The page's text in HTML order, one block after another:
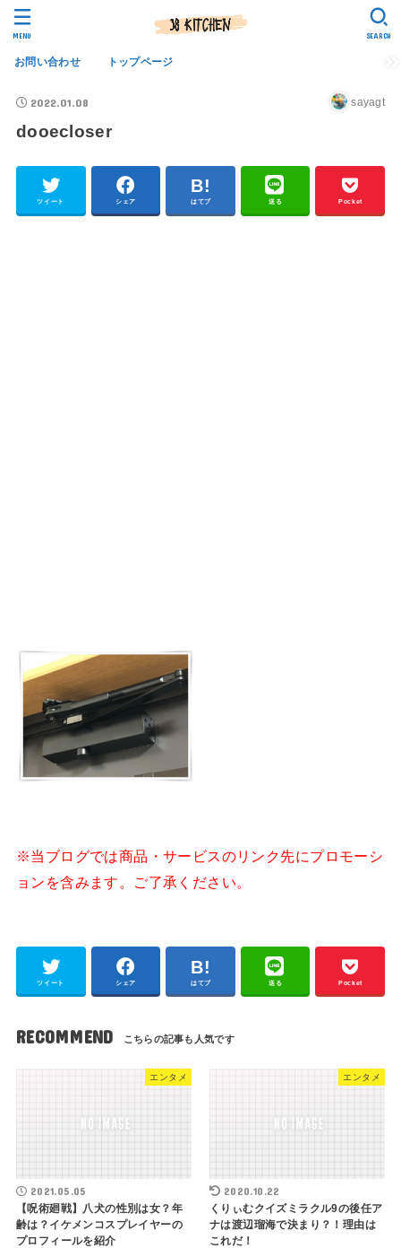
お問い合わせ トップページ
SEARCH
MENU
2022.01.08 sayagt
dooecloser
ツイート シェア はてブ 送る Pocket
※当ブログでは商品・サービスのリンク先にプロモーシ
ョンを含みます。ご了承ください。
ツイート シェア はてブ 送る Pocket
RECOMMEND
エンタメ
2021.05.05
【呪術廻戦】八犬の性別は女？年
齢は？イケメンコスプレイヤーの
プロフィールを紹介
エンタメ
2020.10.22
くりぃむクイズミラクル9の後任ア
ナは渡辺瑠海で決まり？！理由は
これだ！